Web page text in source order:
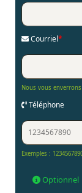
Courriel*
Nous vous
Téléphone
Exemples :
Optionnel